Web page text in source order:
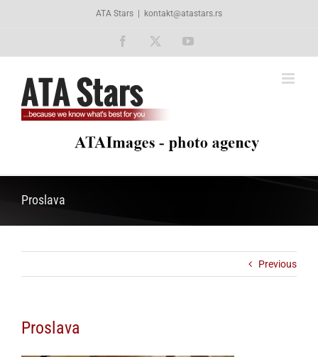
ATA Stars kontakt@atastars.rs
Facebook YouTube
Proslava
Previous
Proslava